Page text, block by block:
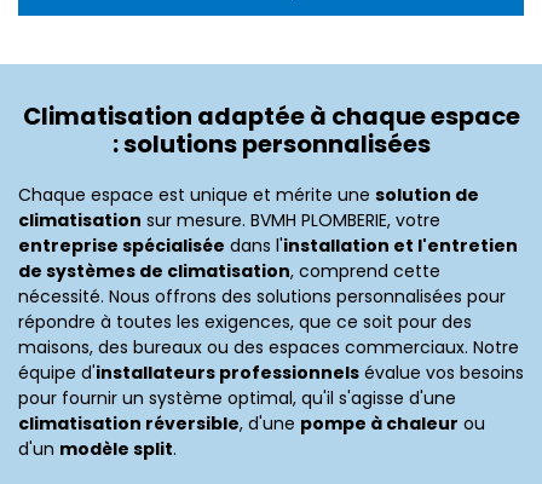
Climatisation adaptée à chaque espace
: solutions personnalisées
Chaque espace est unique et mérite une solution de
climatisation sur mesure. BVMH PLOMBERIE, votre
entreprise spécialisée dans l'installation et l'entretien
de systèmes de climatisation, comprend cette
nécessité. Nous offrons des solutions personnalisées pour
répondre à toutes les exigences, que ce soit pour des
maisons, des bureaux ou des espaces commerciaux. Notre
équipe d'installateurs professionnels évalue vos besoins
pour fournir un système optimal, qu'il s'agisse d'une
climatisation réversible, d'une pompe à chaleur ou
d'un modèle split.